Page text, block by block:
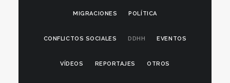
MIGRACIONES POLÍTICA
CONFLICTOS SOCIALES DDHH EVENTOS
VÍDEOS REPORTAJES OTROS